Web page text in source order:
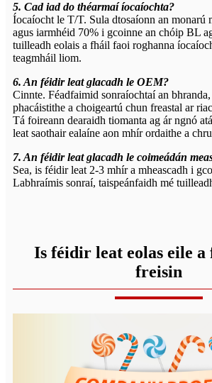
5. Cad iad do théarmaí íocaíochta?
Íocaíocht le T/T. Sula dtosaíonn an monarú
agus iarmhéid 70% i gcoinne an chóip BL
tuilleadh eolais a fháil faoi roghanna
teagmháil liom.
6. An féidir leat glacadh le OEM?
Cinnte. Féadfaimid sonraíochtaí an
phacáistithe a choigeartú chun freastal ar
Tá foireann dearaidh tiomanta ag ár ngnó
leat saothair ealaíne aon mhír ordaithe a
7. An féidir leat glacadh le coimeádán
Sea, is féidir leat 2-3 mhír a mheascadh i
Labhraímis sonraí, taispeánfaidh mé
Is féidir leat eolas eile a
freisin